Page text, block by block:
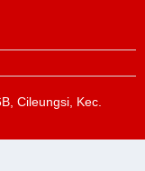
Cileungsi, Kec.